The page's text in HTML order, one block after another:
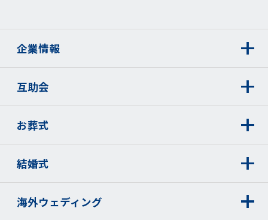
企業情報
互助会
お葬式
結婚式
海外ウェディング